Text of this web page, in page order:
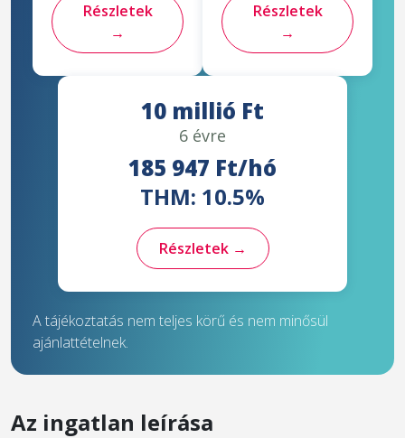
Részletek
→
Részletek
→
10 millió Ft
6 évre
185 947 Ft/hó
THM: 10.5%
Részletek →
A tájékoztatás nem teljes körű és nem minősül
ajánlattételnek.
Az ingatlan leírása